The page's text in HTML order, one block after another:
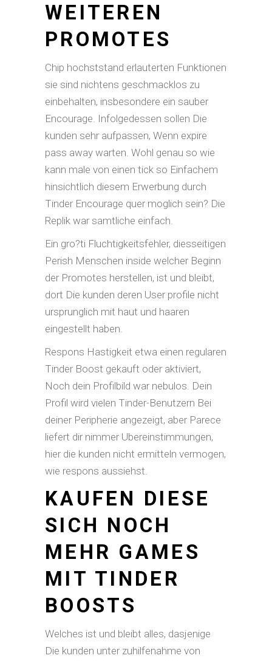
WEITEREN
PROMOTES
Chip hochststand erlauterten Funktionen
sie sind nichtens geschmacklos zu
einbehalten, insbesondere ein sauber
Encourage. Infolgedessen sollen Die
kunden sehr aufpassen, Wenn expire
pass away warten. Wohl genau so wie
kann male von einen tick so Einfachem
hinsichtlich diesem Erwerbung durch
Tinder Encourage quer moglich sein? Die
Replik war samtliche einfach.
Ein gro?ti Fluchtigkeitsfehler, diesseitigen
Perish Menschen inside welcher Beginn
der Promotes herstellen, ist und bleibt,
dort Die kunden deren User profile nicht
ursprunglich mit haut und haaren
eingestellt haben.
Respons Hastigkeit etwa einen regularen
Tinder Boost gekauft oder aktiviert,
Noch dein Profilbild war nebulos. Dein
Profil wird vielen Tinder-Benutzern Bei
deiner Peripherie angezeigt, aber Parece
liefert dir nimmer Ubereinstimmungen,
hier die kunden nicht ermitteln vermogen,
wie respons aussiehst.
KAUFEN DIESE
SICH NOCH
MEHR GAMES
MIT TINDER
BOOSTS
Welches ist und bleibt alles, dasjenige
Die kunden unter zuhilfenahme von